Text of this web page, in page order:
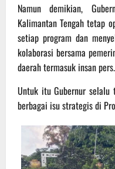
Namun demikian,
Kalimantan Tengah tetap
setiap program dan
kolaborasi bersama
daerah termasuk insan pers.
Untuk itu Gubernur selalu
berbagai isu strategis di